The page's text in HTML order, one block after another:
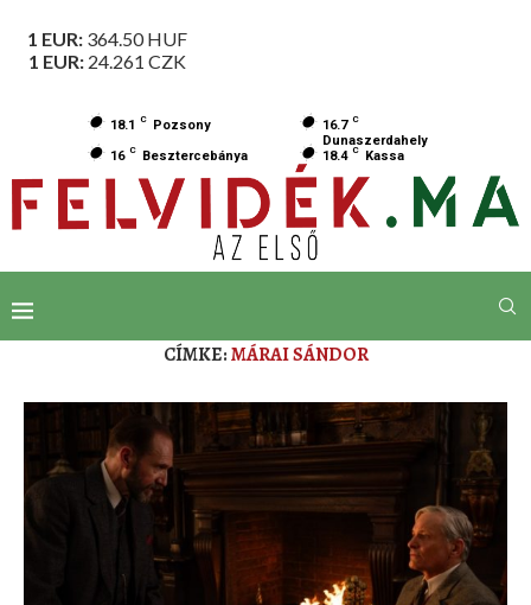
1 EUR: 364.50HUF
1 EUR: 24.261 CZK
18.1 C Pozsony 16.7 C
Dunaszerdahely
16 C Besztercebánya 18.4 C Kassa
CÍMKE:MÁRAI SÁNDOR